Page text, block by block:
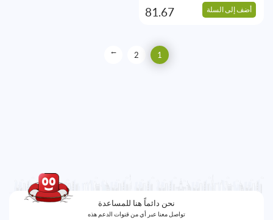
أضف إلى السلة 81.67
1
2
→
نحن دائماً هنا للمساعدة
تواصل معنا عبر أي من قنوات الدعم هذه